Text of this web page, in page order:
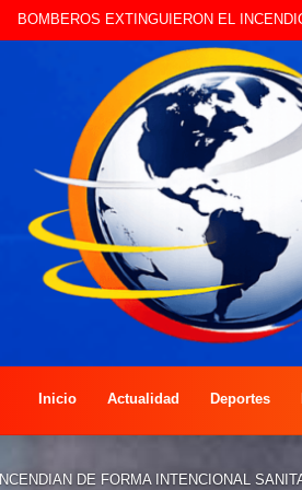
LA POLICÍA INVESTIGA ROBO A
Inicio Actualidad Deportes
INCENDIAN DE FORMA INTENCIONAL